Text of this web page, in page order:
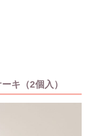
キ（2個入）